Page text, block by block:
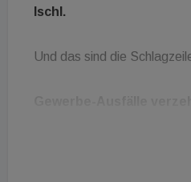
Ischl.
Und das sind die